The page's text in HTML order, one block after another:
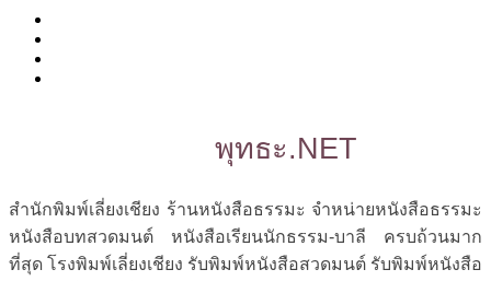
พุทธะ.NET
สำนักพิมพ์เลี่ยงเชียง ร้านหนังสือธรรมะ จำหน่ายหนังสือธรรมะ
หนังสือบทสวดมนต์ หนังสือเรียนนักธรรม-บาลี ครบถ้วนมาก
ที่สุด โรงพิมพ์เลี่ยงเชียง รับพิมพ์หนังสือสวดมนต์ รับพิมพ์หนังสือ